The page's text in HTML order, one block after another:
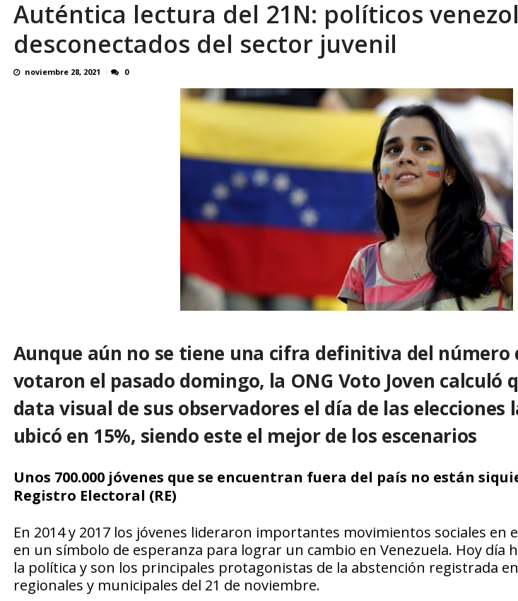
¿QUE PROTEGES TU? Por: Miguel Ángel León R AGOSTO 8, 2026
Auténtica lectura del 21N: políticos
desconectados del sector juvenil
noviembre 28, 2021 0
Aunque aún no se tiene una cifra definitiva del número
votaron el pasado domingo, la ONG Voto Joven calculó
data visual de sus observadores el día de las elecciones
ubicó en 15%, siendo este el mejor de los escenarios
Unos 700.000 jóvenes que se encuentran fuera del país no están
Registro Electoral (RE)
En 2014 y 2017 los jóvenes lideraron importantes movimientos sociales en
en un símbolo de esperanza para lograr un cambio en Venezuela. Hoy día
la política y son los principales protagonistas de la abstención registrada
regionales y municipales del 21 de noviembre.